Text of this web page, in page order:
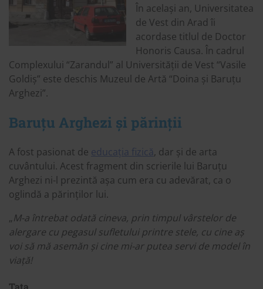
În același an, Universitatea
de Vest din Arad îi
acordase titlul de Doctor
Honoris Causa. În cadrul
Complexului “Zarandul” al Universității de Vest “Vasile
Goldiș” este deschis Muzeul de Artă “Doina și Baruțu
Arghezi”.
Baruțu Arghezi și părinții
A fost pasionat de educația fizică, dar și de arta
cuvântului. Acest fragment din scrierile lui Baruțu
Arghezi ni-l prezintă așa cum era cu adevărat, ca o
oglindă a părinților lui.
„M-a întrebat odată cineva, prin timpul vârstelor de
alergare cu pegasul sufletului printre stele, cu cine aș
voi să mă asemăn și cine mi-ar putea servi de model în
viață!